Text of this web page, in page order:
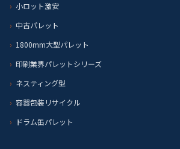
小ロット激安
中古パレット
1800mm大型パレット
印刷業界パレットシリーズ
ネスティング型
容器包装リサイクル
ドラム缶パレット